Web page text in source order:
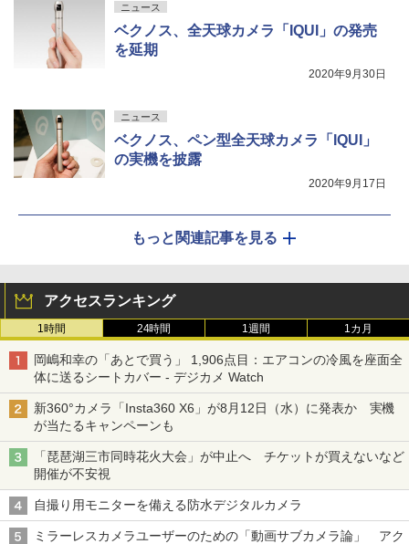
ニュース
ベクノス、全天球カメラ「IQUI」の発売
を延期
2020年9月30日
ニュース
ベクノス、ペン型全天球カメラ「IQUI」
の実機を披露
2020年9月17日
もっと関連記事を見る
アクセスランキング
1時間 24時間 1週間 1カ月
岡嶋和幸の「あとで買う」 1,906点目：エアコンの冷風を座面全
体に送るシートカバー - デジカメ Watch
新360°カメラ「Insta360 X6」が8月12日（水）に発表か 実機
が当たるキャンペーンも
「琵琶湖三市同時花火大会」が中止へ チケットが買えないなど
開催が不安視
自撮り用モニターを備える防水デジタルカメラ
ミラーレスカメラユーザーのための「動画サブカメラ論」 アク